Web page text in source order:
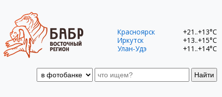
Найти
Красноярск
+21..+13°C
Иркутск
+13..+15°C
Улан-Удэ
+11..+14°C